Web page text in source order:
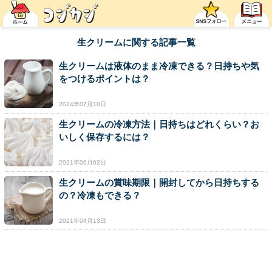
生クリームに関する記事一覧
生クリームは液体のまま冷凍できる？日持ちや気
をつけるポイントは？
2024年07月10日
生クリームの冷凍方法｜日持ちはどれくらい？お
いしく保存するには？
2021年06月02日
生クリームの賞味期限｜開封してから日持ちする
の？冷凍もできる？
2021年04月13日